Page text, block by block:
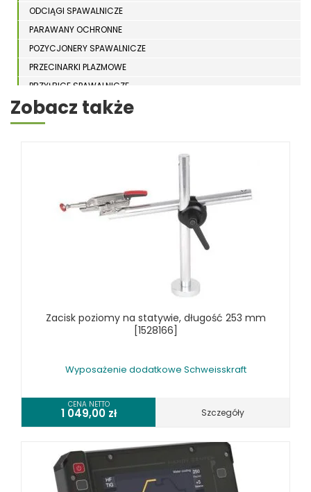
ODCIĄGI SPAWALNICZE
PARAWANY OCHRONNE
POZYCJONERY SPAWALNICZE
PRZECINARKI PLAZMOWE
PRZYŁBICE SPAWALNICZE
SPAWARKI
STOŁY SPAWALNICZE
WYPOSAŻENIE DODATKOWE SCHWEISSKRAFT
Zobacz także
Zacisk poziomy na statywie, długość 253 mm
[1528166]
Wyposażenie dodatkowe Schweisskraft
CENA NETTO
1 049,00 zł Szczegóły